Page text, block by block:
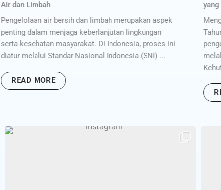
yang Perlu Dipersiapkan Industri?
Mengapa Baku Mutu Air Limbah Semakin Ketat?
Tahun 2025 menjadi tonggak penting dalam
pengelolaan limbah cair di Indonesia. Pemerintah
melalui Kementerian Lingkungan Hidup dan
READ MORE